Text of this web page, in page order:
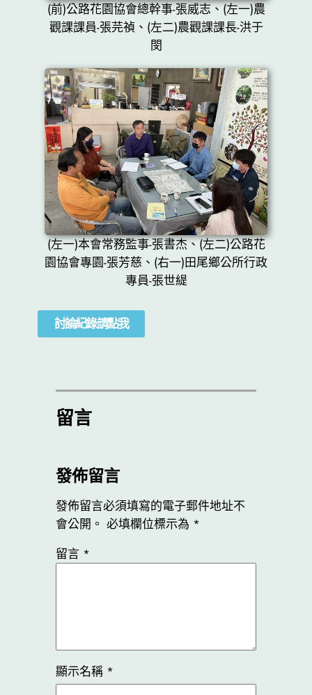
(前)公路花園協會總幹事-張威志、(左一)農
觀課課員-張芫禎、(左二)農觀課課長-洪于
閔
(左一)本會常務監事-張書杰、(左二)公路花
園協會專園-張芳慈、(右一)田尾鄉公所行政
專員-張世緹
討論紀錄請點我
留言
發佈留言
發佈留言必須填寫的電子郵件地址不
會公開。 必填欄位標示為 *
留言 *
顯示名稱 *